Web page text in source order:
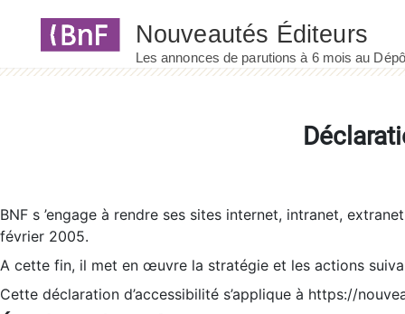
BNF s ’engage à rendre ses sites internet, intranet,
février 2005.
A cette fin, il met en œuvre la stratégie et les actions
Cette déclaration d’accessibilité s’applique à https://